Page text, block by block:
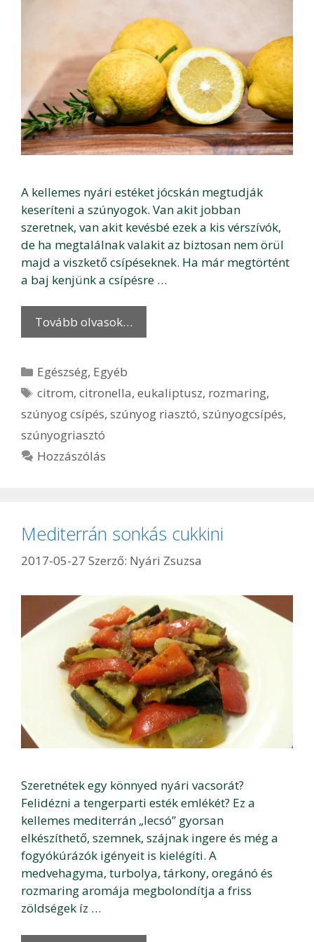
A kellemes nyári estéket jócskán megtudják
keseríteni a szúnyogok. Van akit jobban
szeretnek, van akit kevésbé ezek a kis vérszívók,
de ha megtalálnak valakit az biztosan nem örül
majd a viszkető csípéseknek. Ha már megtörtént
a baj kenjünk a csípésre …
Tovább olvasok…
Kategória
Egészség, Egyéb
Címkék
citrom,citronella,eukaliptusz, rozmaring,
szúnyog csípés, szúnyog riasztó, szúnyogcsípés,
szúnyogriasztó
Hozzászólás
Mediterrán sonkás cukkini
2017-05-27 Szerző: Nyári Zsuzsa
Szeretnétek egy könnyed nyári vacsorát?
Felidézni a tengerparti esték emlékét? Ez a
kellemes mediterrán „lecsó” gyorsan
elkészíthető, szemnek, szájnak ingere és még a
fogyókúrázók igényeit is kielégíti. A
medvehagyma, turbolya, tárkony, oregánó és
rozmaring aromája megbolondítja a friss
zöldségek íz …